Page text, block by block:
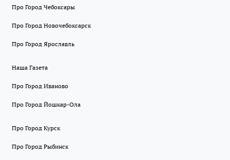
Про Город Чебоксары
Про Город Новочебоксарск
Про Город Ярославль
Наша Газета
Про Город Иваново
Про Город Йошкар-Ола
Про Город Курск
Про Город Рыбинск